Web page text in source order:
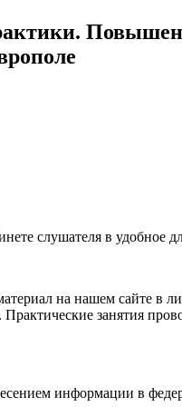
слушателя в удобное
на нашем сайте в
Практические занятия
информации в